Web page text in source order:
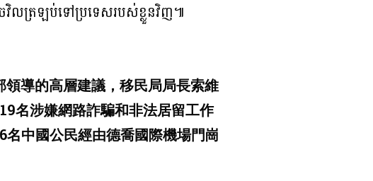
ចវិលត្រឡប់ទៅប្រទេសរបស់ខ្លួនវិញ៕
導的高層建議，移民局局長索維
名涉嫌網路詐騙和非法居留工作
中國公民經由德喬國際機場門崗